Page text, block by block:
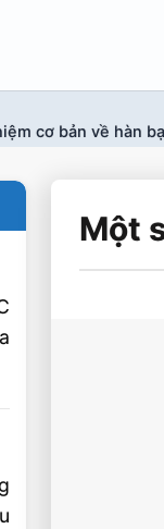
cơ bản về hàn
Một